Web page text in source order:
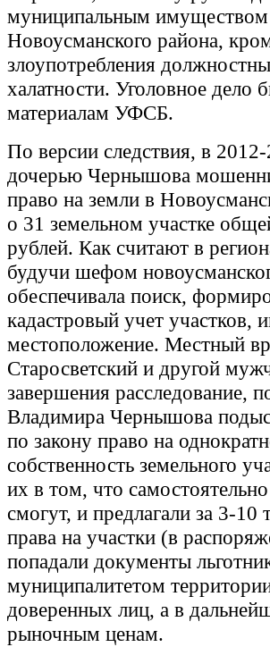
муниципальным имуществом
Новоусманского района,
злоупотребления
халатности. Уголовное дело
материалам УФСБ.
По версии следствия, в
дочерью Чернышова
право на земли в
о 31 земельном участке
рублей. Как считают в
будучи шефом
обеспечивала поиск,
кадастровый учет
местоположение. Местный
Старосветский и другой
завершения расследование,
Владимира Чернышова
по закону право на
собственность земельного
их в том, что
смогут, и предлагали за 3-10
права на участки (в
попадали документы
муниципалитетом
доверенных лиц, а в
рыночным ценам.